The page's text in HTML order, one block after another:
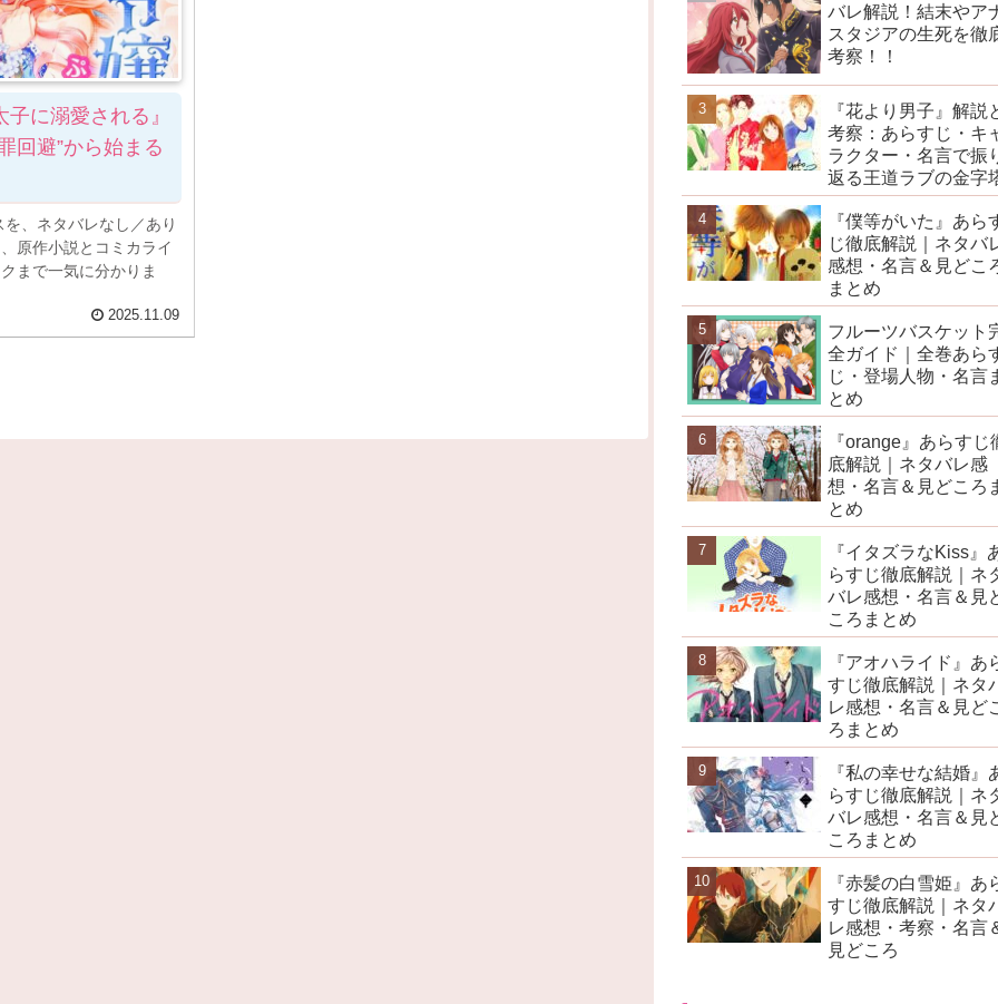
に溺愛される』
回避”から始まる
、ネタバレなし／あり
原作小説とコミカライ
まで一気に分かりま
2025.11.09
バレ解説！結末やア
スタジアの生死を徹
考察！！
『花より男子』解説
考察：あらすじ・キ
ラクター・名言で振
返る王道ラブの金字
『僕等がいた』あら
じ徹底解説｜ネタバ
感想・名言＆見どこ
まとめ
フルーツバスケット
全ガイド｜全巻あら
じ・登場人物・名言
とめ
『orange』あらすじ
底解説｜ネタバレ感
想・名言＆見どころ
とめ
『イタズラなKiss』
らすじ徹底解説｜ネ
バレ感想・名言＆見
ころまとめ
『アオハライド』あ
すじ徹底解説｜ネタ
レ感想・名言＆見ど
ろまとめ
『私の幸せな結婚』
らすじ徹底解説｜ネ
バレ感想・名言＆見
ころまとめ
『赤髪の白雪姫』あ
すじ徹底解説｜ネタ
レ感想・考察・名言
見どころ